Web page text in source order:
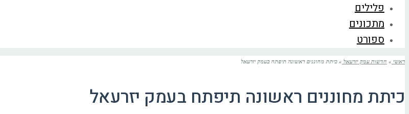
פלילים
מתכונים
ספורט
ראשי » חדשות עמק יזרעאל » כיתת מחוננים ראשונה תיפתח בעמק יזרעאל
כיתת מחוננים ראשונה תיפתח בעמק יזרעאל